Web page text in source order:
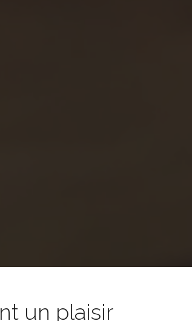
un plaisir